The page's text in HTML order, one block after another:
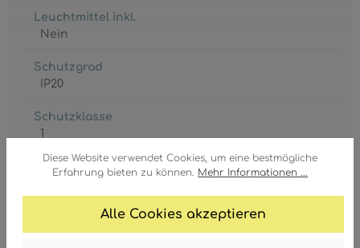
Diese Website verwendet Cookies, um eine bestmögliche
Erfahrung bieten zu können. Mehr Informationen ...
Alle Cookies akzeptieren
Leuchtmittel inkl.
Nein
Schutzgrad
IP20
Schutzklasse
1
Spannung